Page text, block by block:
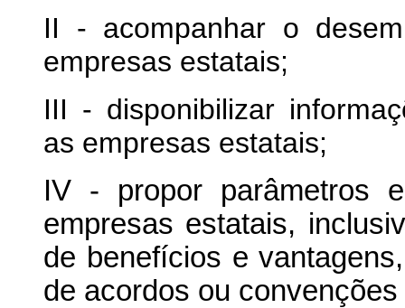
II - acompanhar o
empresas estatais;
III - disponibilizar
as empresas estatais;
IV - propor parâmetros
empresas estatais,
de benefícios e
de acordos ou